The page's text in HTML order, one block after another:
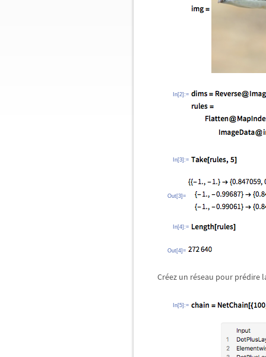
In[2]:=
In[3]:=
Out[3]=
In[4]:=
Out[4]=
Créez un réseau pour prédire
In[5]:=